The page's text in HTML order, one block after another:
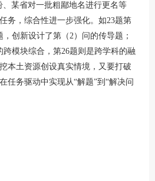
某省对一批粗鄙地名进行更名等
务，综合性进一步强化。如23题第
，创新设计了第（2）问的传导题；
跨模块综合，第26题则是跨学科的融
本土资源创设真实情境，又要打破
任务驱动中实现从“解题”到“解决问